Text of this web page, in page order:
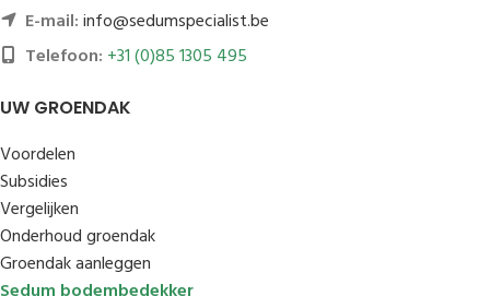
E-mail:info@sedumspecialist.be
Telefoon: +31 (0)85 1305 495
UW GROENDAK
Voordelen
Subsidies
Vergelijken
Onderhoud groendak
Groendak aanleggen
Sedum bodembedekker